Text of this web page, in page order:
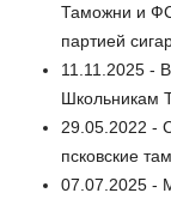
Таможни и
партией
11.11.2025 -
Школьникам
29.05.2022 -
псковские
07.07.2025 -